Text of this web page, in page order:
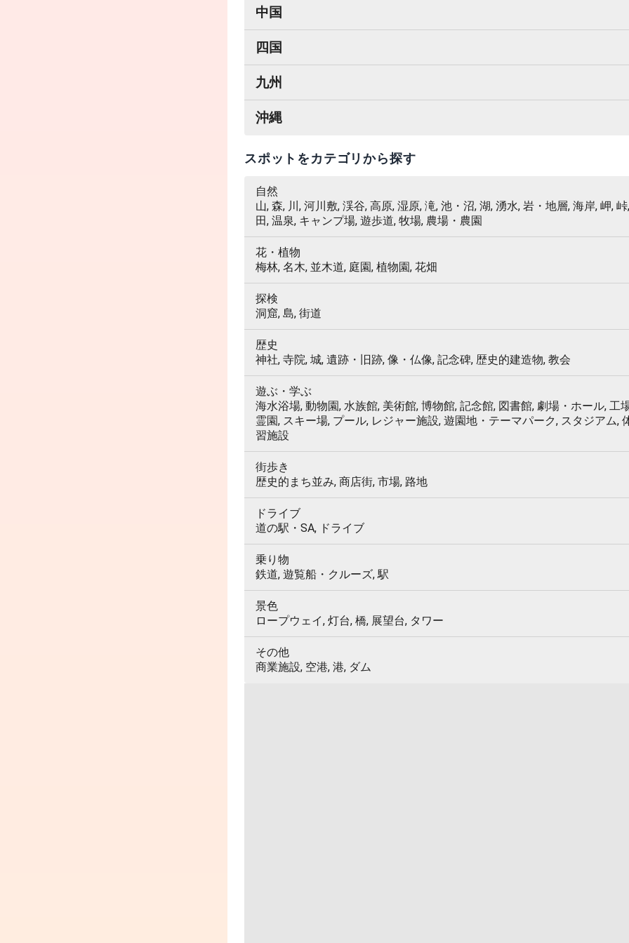
中国
四国
九州
沖縄
スポットをカテゴリから探す
自然
山, 森, 川, 河川敷, 渓谷, 高原, 湿原, 滝, 池・沼, 湖, 湧水, 岩・地層, 海岸, 岬,
田, 温泉, キャンプ場, 遊歩道, 牧場, 農場・農園
花・植物
梅林, 名木, 並木道, 庭園, 植物園, 花畑
探検
洞窟, 島, 街道
歴史
神社, 寺院, 城, 遺跡・旧跡, 像・仏像, 記念碑, 歴史的建造物, 教会
遊ぶ・学ぶ
海水浴場, 動物園, 水族館, 美術館, 博物館, 記念館, 図書館, 劇場・ホール, 工
霊園, スキー場, プール, レジャー施設, 遊園地・テーマパーク, スタジアム,
習施設
街歩き
歴史的まち並み, 商店街, 市場, 路地
ドライブ
道の駅・SA, ドライブ
乗り物
鉄道, 遊覧船・クルーズ, 駅
景色
ロープウェイ, 灯台, 橋, 展望台, タワー
その他
商業施設, 空港, 港, ダム